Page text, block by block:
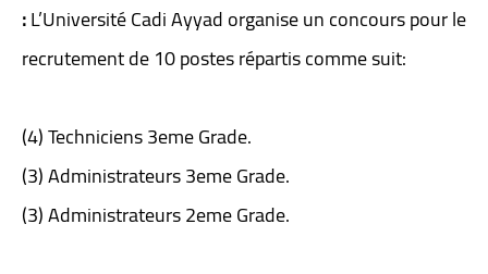
:L’Université Cadi Ayyad organise un concours pour le
recrutement de 10 postes répartis comme suit:
(4) Techniciens 3eme Grade.
(3) Administrateurs 3eme Grade.
(3) Administrateurs 2eme Grade.